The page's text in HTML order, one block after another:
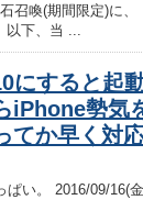
召喚(期間限定)に、
以下、当 ...
にすると起
iPhone勢気
てか早く対
ぱい。 2016/09/16(